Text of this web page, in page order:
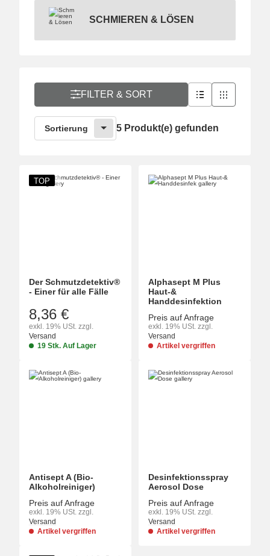
Schmieren & Lösen
SCHMIEREN & LÖSEN
FILTER & SORT
Sortierung 5 Produkt(e) gefunden
TOP
Der Schmutzdetektiv®
- Einer für alle Fälle
8,36 €
exkl. 19% USt. zzgl.
Versand
19 Stk. Auf Lager
Alphasept M Plus
Haut-&
Handdesinfektion
Preis auf Anfrage
exkl. 19% USt. zzgl.
Versand
Artikel vergriffen
Antisept A (Bio-
Alkoholreiniger)
Preis auf Anfrage
exkl. 19% USt. zzgl.
Versand
Artikel vergriffen
Desinfektionsspray
Aerosol Dose
Preis auf Anfrage
exkl. 19% USt. zzgl.
Versand
Artikel vergriffen